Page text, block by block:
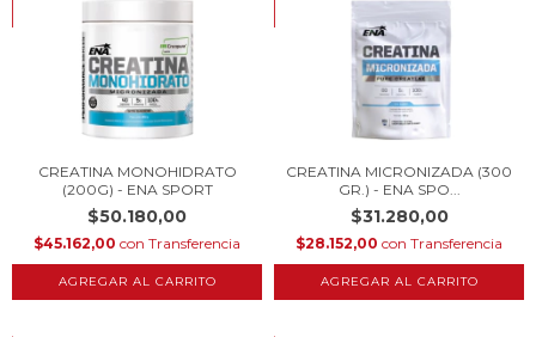
CREATINA MONOHIDRATO
(200G) - ENA SPORT
$50.180,00
$45.162,00 con Transferencia
CREATINA MICRONIZADA (300
GR.) - ENA SPO...
$31.280,00
$28.152,00 con Transferencia